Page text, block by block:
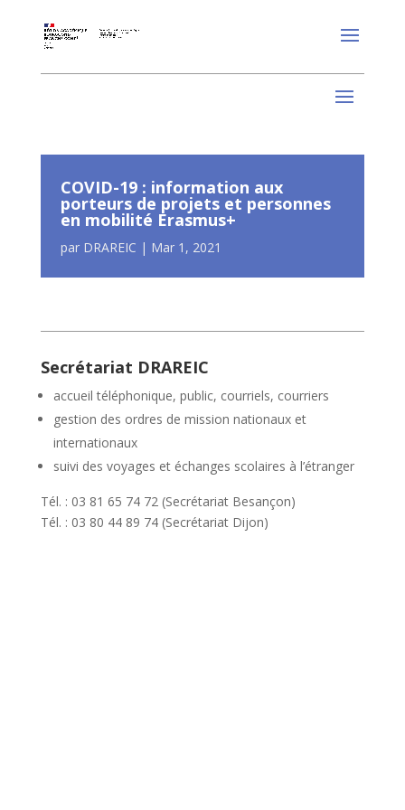
COVID-19 : information aux
porteurs de projets et personnes
en mobilité Erasmus+
par DRAREIC | Mar 1, 2021
Secrétariat DRAREIC
accueil téléphonique, public, courriels, courriers
gestion des ordres de mission nationaux et
internationaux
suivi des voyages et échanges scolaires à l’étranger
Tél. : 03 81 65 74 72 (Secrétariat Besançon)
Tél. : 03 80 44 89 74 (Secrétariat Dijon)